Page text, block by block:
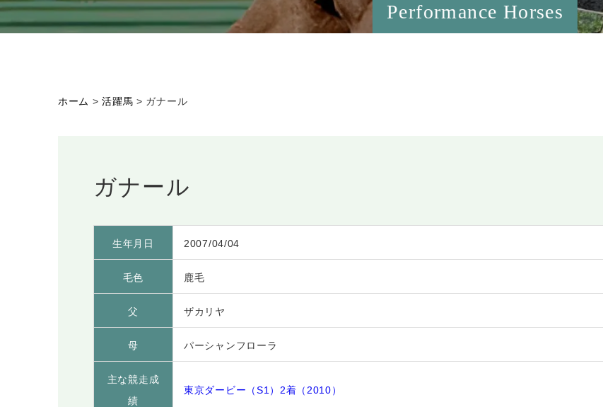
Performance Horses
ホーム >活躍馬 > ガナール
ガナール
生年月日 2007/04/04
毛色 鹿毛
父 ザカリヤ
母 パーシャンフローラ
主な競走成
績
東京ダービー（S1）2着（2010）